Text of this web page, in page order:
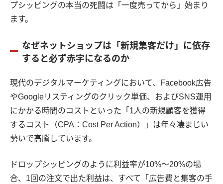
プシッピングの本当の死闘は「一度売ってから」始まり
ます。
なぜネットショップは「新規集客だけ」に依存
すると必ず赤字になるのか
現代のデジタルマーケティングにおいて、Facebook広告
やGoogleリスティングのクリック単価、およびSNS運用
にかかる時間のコストといった「1人の新規顧客を獲得
するコスト（CPA：Cost Per Action）」は年々凄まじい
勢いで高騰しています。
ドロップシッピングのように利益率が10%〜20%の場
合、1回の注文で出た利益は、すべて「広告費と集客の手